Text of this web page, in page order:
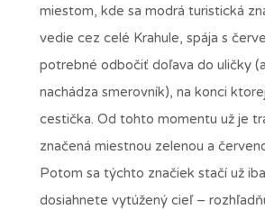
miestom, kde sa modrá turistická
vedie cez celé Krahule, spája s
potrebné odbočiť doľava do uličky
nachádza smerovník), na konci
cestička. Od tohto momentu už je
značená miestnou zelenou a
Potom sa týchto značiek stačí už
dosiahnete vytúžený cieľ –